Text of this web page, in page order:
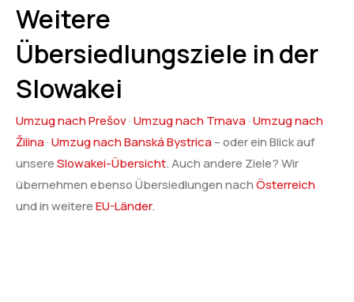
Weitere
Übersiedlungsziele in der
Slowakei
Umzug nach Prešov·Umzug nach Trnava·Umzug nach
Žilina·Umzug nach Banská Bystrica– oder ein Blick auf
unsereSlowakei-Übersicht. Auch andere Ziele? Wir
übernehmen ebenso Übersiedlungen nachÖsterreich
und in weitereEU-Länder.